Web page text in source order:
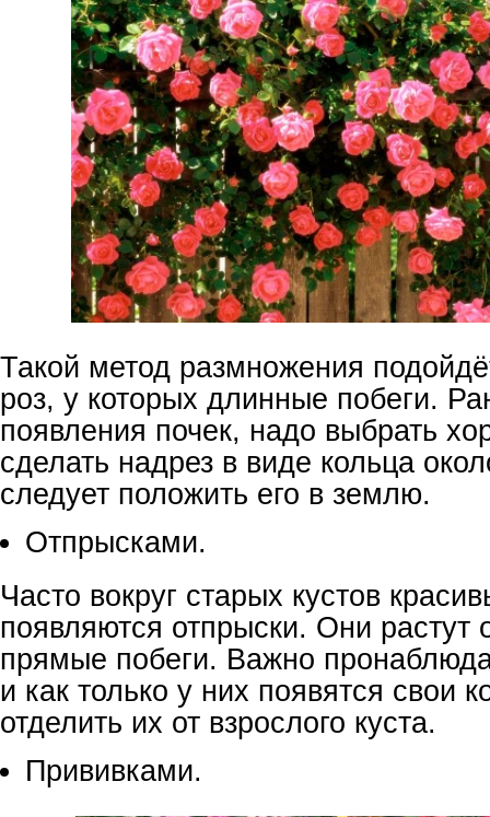
Такой метод размножения
роз, у которых длинные побеги.
появления почек, надо выбрать
сделать надрез в виде кольца
следует положить его в землю.
Отпрысками.
Часто вокруг старых кустов
появляются отпрыски. Они растут
прямые побеги. Важно
и как только у них появятся свои
отделить их от взрослого куста.
Прививками.